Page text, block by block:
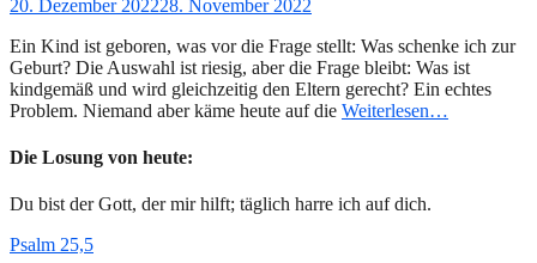
20. Dezember 202228. November 2022
Ein Kind ist geboren, was vor die Frage stellt: Was schenke ich zur
Geburt? Die Auswahl ist riesig, aber die Frage bleibt: Was ist
kindgemäß und wird gleichzeitig den Eltern gerecht? Ein echtes
Problem. Niemand aber käme heute auf die Weiterlesen…
Die Losung von heute:
Du bist der Gott, der mir hilft; täglich harre ich auf dich.
Psalm 25,5